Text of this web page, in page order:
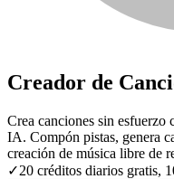
Creador de
Crea canciones sin esfuerzo
IA. Compón pistas, genera
creación de música libre de
✓20 créditos diarios gratis,